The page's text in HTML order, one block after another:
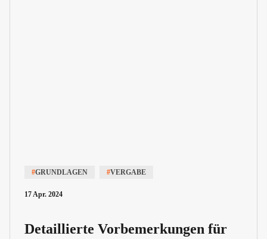
#GRUNDLAGEN #VERGABE
17 Apr. 2024
Detaillierte Vorbemerkungen für